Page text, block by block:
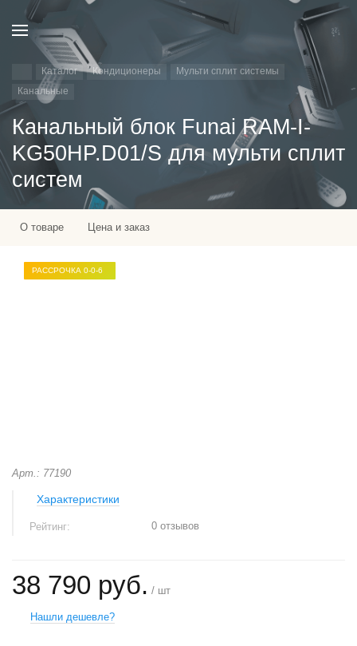
Каталог Кондиционеры
Мульти сплит системы
Канальные
Канальный блок Funai RAM-I-
KG50HP.D01/S для мульти сплит
систем
О товаре Цена и заказ
РАССРОЧКА 0-0-6
Арт.: 77190
Характеристики
Рейтинг: 0 отзывов
38 790 руб. / шт
Нашли дешевле?